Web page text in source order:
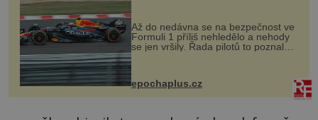
Až do nedávna se na bezpečnost ve
Formuli 1 příliš nehledělo a nehody
se jen vršily. Řada pilotů to poznala
na vlastní kůži, často s trvalými
následky nebo bohužel i ztrátou
života. Dnes nepochopiteln...
epochaplus.cz